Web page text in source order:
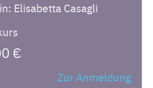
Elisabetta Casagli
€
Zur Anmeldung